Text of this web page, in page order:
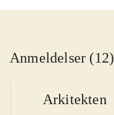
Anmeldelser (12)
Arkitekten